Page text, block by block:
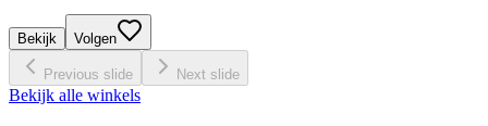
Bekijk Volgen
Previous slide Next slide
Bekijk alle winkels